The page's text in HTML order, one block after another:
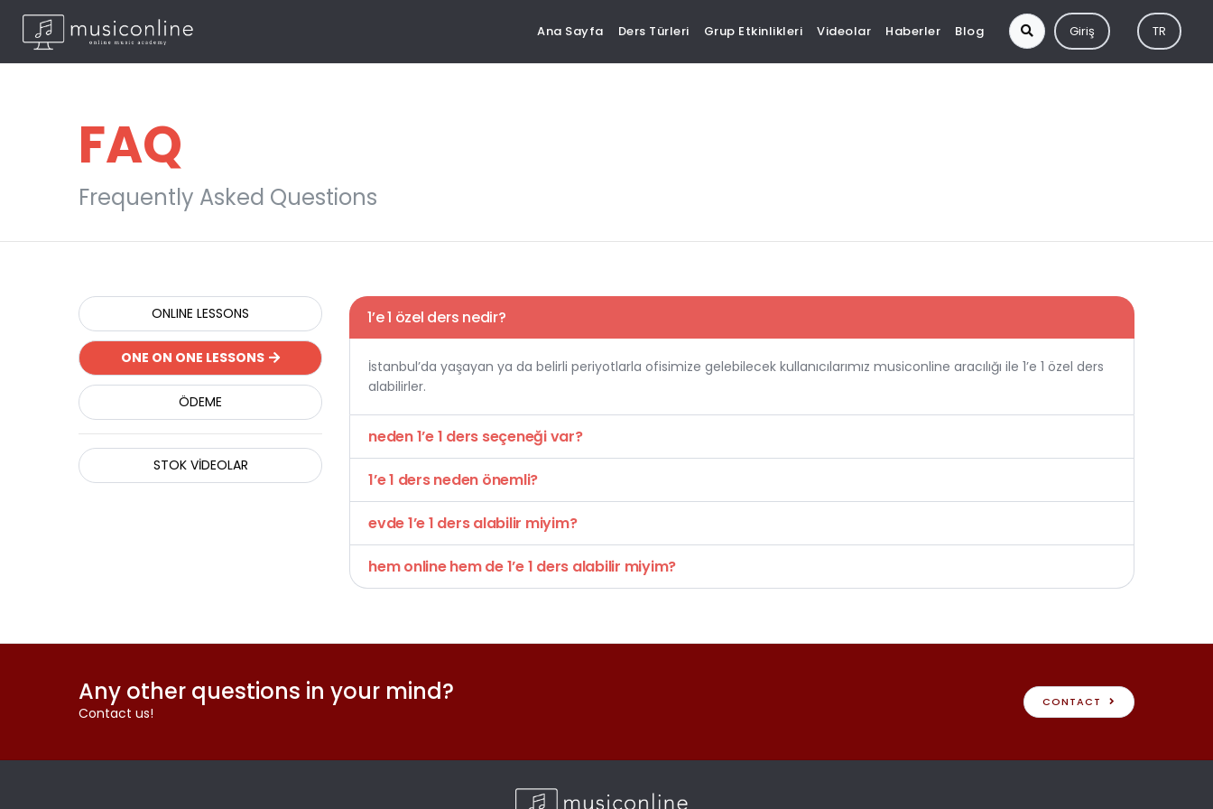
Ana Sayfa Ders Türleri Grup Etkinlikleri Videolar Haberler Blog Giriş TR
FAQ
Frequently Asked Questions
ONLINE LESSONS
ONE ON ONE LESSONS
ÖDEME
STOK VİDEOLAR
1’e 1 özel ders nedir?
İstanbul’da yaşayan ya da belirli periyotlarla ofisimize gelebilecek kullanıcılarımız musiconline aracılığı ile 1’e 1 özel ders
alabilirler.
neden 1’e 1 ders seçeneği var?
1’e 1 ders neden önemli?
evde 1’e 1 ders alabilir miyim?
hem online hem de 1’e 1 ders alabilir miyim?
Any other questions in your mind?
Contact us!
CONTACT